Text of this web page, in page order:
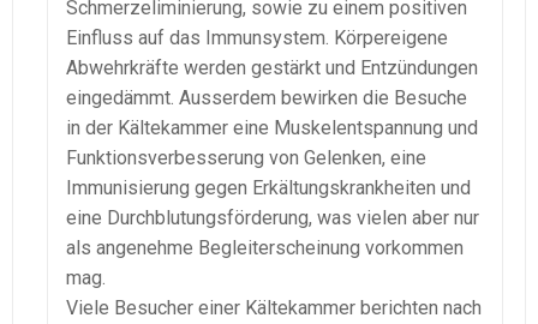
Schmerzeliminierung, sowie zu einem positiven
Einfluss auf das Immunsystem. Körpereigene
Abwehrkräfte werden gestärkt und Entzündungen
eingedämmt. Ausserdem bewirken die Besuche
in der Kältekammer eine Muskelentspannung und
Funktionsverbesserung von Gelenken, eine
Immunisierung gegen Erkältungskrankheiten und
eine Durchblutungsförderung, was vielen aber nur
als angenehme Begleiterscheinung vorkommen
mag.
Viele Besucher einer Kältekammer berichten nach